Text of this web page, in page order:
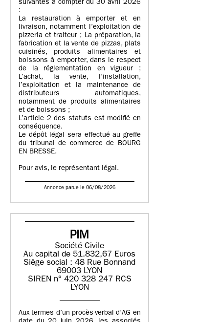
suivantes à compter du 30 avril 2026
:
La restauration à emporter et en
livraison, notamment l’exploitation de
pizzeria et traiteur ; La préparation, la
fabrication et la vente de pizzas, plats
cuisinés, produits alimentaires et
boissons à emporter, dans le respect
de la réglementation en vigueur ;
L’achat, la vente, l’installation,
l’exploitation et la maintenance de
distributeurs automatiques,
notamment de produits alimentaires
et de boissons ;
L’article 2 des statuts est modifié en
conséquence.
Le dépôt légal sera effectué au greffe
du tribunal de commerce de BOURG
EN BRESSE.
Pour avis, le représentant légal.
Annonce parue le 06/08/2026
PIM
Société Civile
Au capital de 51.832,67 Euros
Siège social : 48 Rue Bonnand
69003 LYON
SIREN n° 420 328 247 RCS
LYON
Aux termes d’un procès-verbal d’AG en